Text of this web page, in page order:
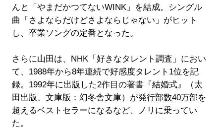
んと「やまだかつてないWINK」を結成。シングル
曲「さよならだけどさよならじゃない」がヒット
し、卒業ソングの定番となった。
さらに山田は、NHK「好きなタレント調査」におい
て、1988年から8年連続で好感度タレント1位を記
録。1992年に出版した2作目の著書『結婚式』（太
田出版、文庫版：幻冬舎文庫）が発行部数40万部を
超えるベストセラーになるなど、ノリに乗ってい
た。